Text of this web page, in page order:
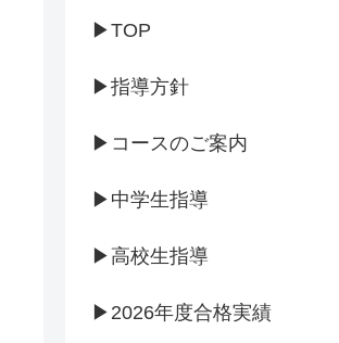
▶TOP
▶指導方針
▶コースのご案内
▶中学生指導
▶高校生指導
▶2026年度合格実績